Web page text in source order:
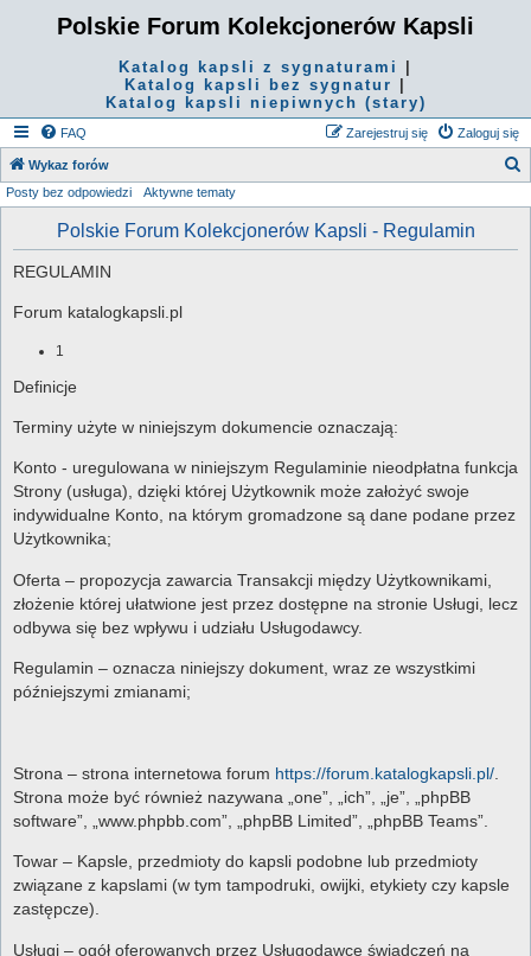
Polskie Forum Kolekcjonerów Kapsli
Katalog kapsli z sygnaturami
Katalog kapsli bez sygnatur
Katalog kapsli niepiwnych (stary)
FAQ Zaloguj się
Zarejestruj się
Wykaz forów
Posty bez odpowiedzi Aktywne tematy
Polskie Forum Kolekcjonerów Kapsli - Regulamin
REGULAMIN
Forum katalogkapsli.pl
1
Definicje
Terminy użyte w niniejszym dokumencie oznaczają:
Konto - uregulowana w niniejszym Regulaminie nieodpłatna funkcja
Strony (usługa), dzięki której Użytkownik może założyć swoje
indywidualne Konto, na którym gromadzone są dane podane przez
Użytkownika;
Oferta – propozycja zawarcia Transakcji między Użytkownikami,
złożenie której ułatwione jest przez dostępne na stronie Usługi, lecz
odbywa się bez wpływu i udziału Usługodawcy.
Regulamin – oznacza niniejszy dokument, wraz ze wszystkimi
późniejszymi zmianami;
Strona – strona internetowa forum https://forum.katalogkapsli.pl/
Strona może być również nazywana „one”, „ich”, „je”, „phpBB
software”, „www.phpbb.com”, „phpBB Limited”, „phpBB Teams”.
Towar – Kapsle, przedmioty do kapsli podobne lub przedmioty
związane z kapslami (w tym tampodruki, owijki, etykiety czy kapsle
zastępcze).
Usługi – ogół oferowanych przez Usługodawcę świadczeń na